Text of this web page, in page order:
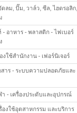
ดลม, ปั๊ม, วาล์ว, ซีล, ไฮดรอลิก,
อาหาร - พลาสติก - ไฟเบอร์
งใช้สำนักงาน - เฟอร์นิเจอร์
าร - ระบบความปลอดภัยและ
า - เครื่องประดับและอุปกรณ์
องใช้อุตสาหกรรม และบริการ